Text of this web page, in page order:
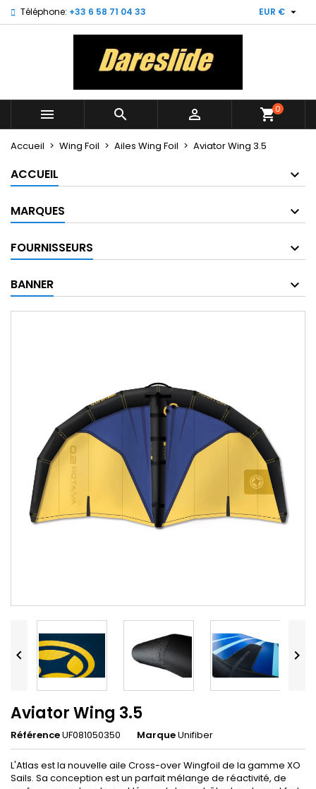
Téléphone: +33 6 58 71 04 33 EUR € 
   shopping_cart0
Accueil Wing Foil Ailes Wing Foil Aviator Wing 3.5
ACCUEIL
MARQUES
FOURNISSEURS
BANNER
 
Aviator Wing 3.5
RéférenceUF081050350 MarqueUnifiber
L'Atlas est la nouvelle aile Cross-over Wingfoil de la gamme XO
Sails. Sa conception est un parfait mélange de réactivité, de
My wishlists ×
((title)) ×
Connexion ×
Vous devez être connecté pour ajouter des produits
((cancelText)) ((loginText))